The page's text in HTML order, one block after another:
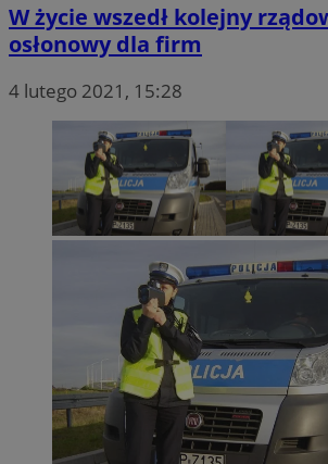
W życie wszedł kolejny
osłonowy dla firm
4 lutego 2021, 15:28